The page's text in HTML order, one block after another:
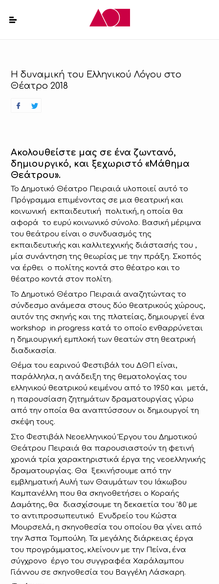
Η δυναμική του Ελληνικού Λόγου στο
Θέατρο 2018
Ακολουθείστε μας σε ένα ζωντανό,
δημιουργικό, και ξεχωριστό «Μάθημα
Θεάτρου».
Το Δημοτικό Θέατρο Πειραιά υλοποιεί αυτό το
Πρόγραμμα επιμένοντας σε μια θεατρική και
κοινωνική εκπαιδευτική πολιτική, η οποία θα
αφορά το ευρύ κοινωνικό σύνολο. Βασική μέριμνα
του θεάτρου είναι ο συνδυασμός της
εκπαιδευτικής και καλλιτεχνικής διάστασής του ,
μία συνάντηση της θεωρίας με την πράξη. Σκοπός
να έρθει ο πολίτης κοντά στο θέατρο και το
θέατρο κοντά στον πολίτη.
Το Δημοτικό Θέατρο Πειραιά αναζητώντας το
σύνδεσμο ανάμεσα στους δύο θεατρικούς χώρους,
αυτόν της σκηνής και της πλατείας, δημιουργεί ένα
workshop in progress κατά το οποίο ενθαρρύνεται
η δημιουργική εμπλοκή των θεατών στη θεατρική
διαδικασία.
Θέμα του εαρινού Φεστιβάλ του ΔΘΠ είναι,
παράλληλα, η ανάδειξη της θεματολογίας του
ελληνικού θεατρικού κειμένου από το 1950 και μετά,
η παρουσίαση ζητημάτων δραματουργίας γύρω
από την οποία θα αναπτύσσουν οι δημιουργοί τη
σκέψη τους.
Στο Φεστιβάλ Νεοελληνικού Έργου του Δημοτικού
Θεάτρου Πειραιά θα παρουσιαστούν τη φετινή
χρονιά τρία χαρακτηριστικά έργα της νεοελληνικής
δραματουργίας. Θα ξεκινήσουμε από την
εμβληματική Αυλή των Θαυμάτων του Ιάκωβου
Καμπανέλλη που θα σκηνοθετήσει ο Κοραής
Δαμάτης, θα διασχίσουμε τη δεκαετία του '80 με
το αντιπροσωπευτικό Ενυδρείο του Κώστα
Μουρσελά, η σκηνοθεσία του οποίου θα γίνει από
την Άσπα Τομπούλη. Τα μεγάλης διάρκειας έργα
του προγράμματος, κλείνουν με την Πείνα, ένα
σύγχρονο έργο του συγγραφέα Χαράλαμπου
Γιάννου σε σκηνοθεσία του Βαγγέλη Λάσκαρη.